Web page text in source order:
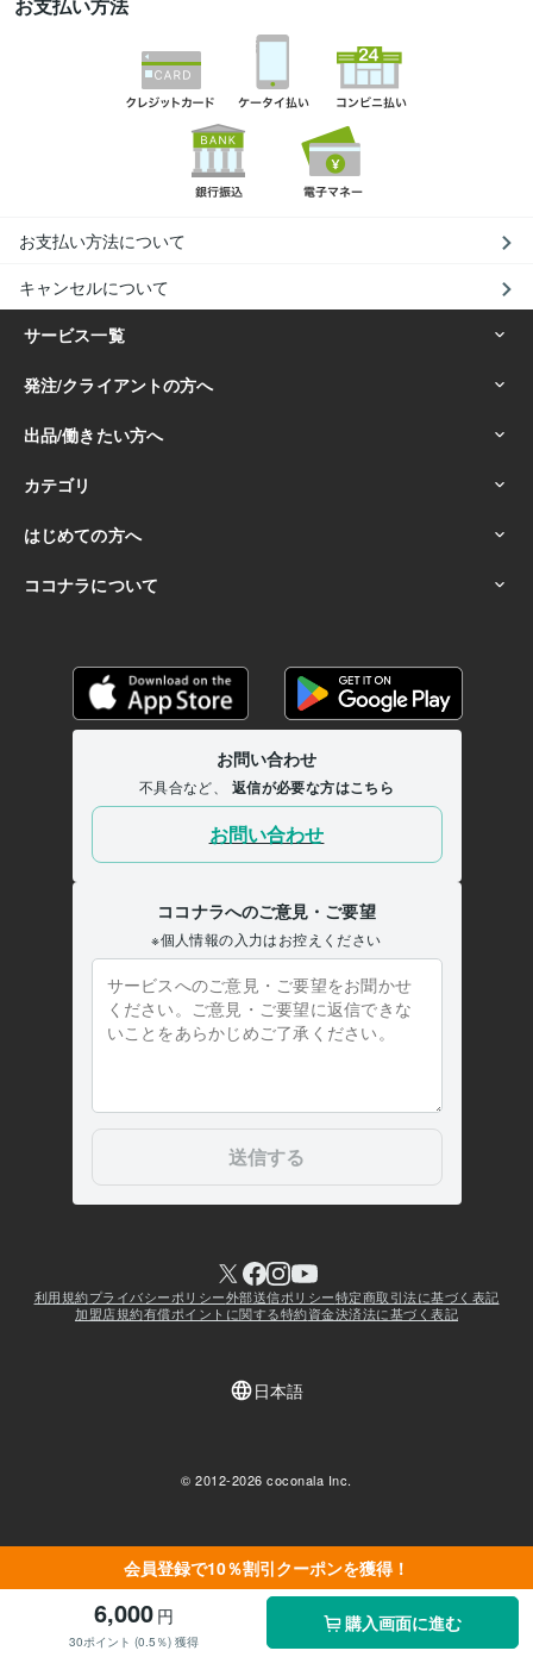
会員登録で10％割引クーポンを獲得！
6,000 円
30ポイント (0.5％) 獲得
購入画面に進む
お支払い方法について
キャンセルについて